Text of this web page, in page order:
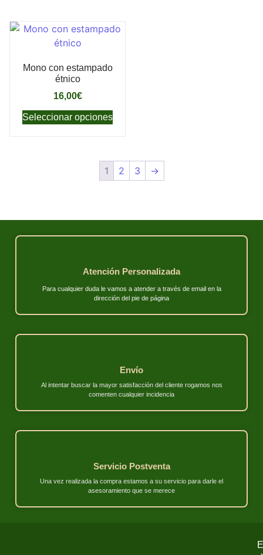
Mono con estampado
étnico
16,00€
Seleccionar opciones
1 2 3 →
Atención Personalizada
Para cualquier duda le vamos a atender a través de email en la
dirección del pie de página
Envío
Al intentar buscar la mayor satisfacción del cliente rogamos nos
comenten cualquier incidencia
Servicio Postventa
Una vez realizada la compra estamos a su servicio para darle el
asesoramiento que se merece